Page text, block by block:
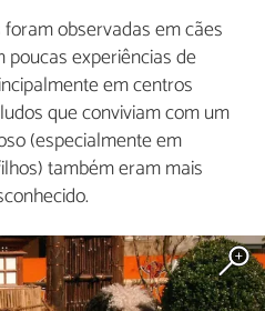
observadas em cães
poucas experiências de
em centros
que conviviam com um
(especialmente em
também eram mais